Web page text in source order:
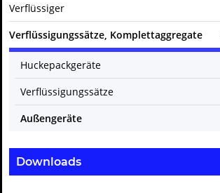
Verflüssiger
Verflüssigungssätze, Komplettaggregate
Huckepackgeräte
Verflüssigungssätze
Außengeräte
Downloads